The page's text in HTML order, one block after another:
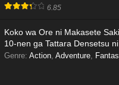
6.85
Koko wa Ore ni Makasete
10-nen ga Tattara Densetsu ni
Genre: Action, Adventure,